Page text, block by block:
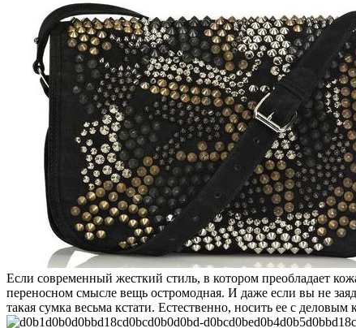
Если современный жесткий стиль, в котором преобладает
переносном смысле вещь остромодная. И даже если вы не
такая сумка весьма кстати. Естественно, носить ее с